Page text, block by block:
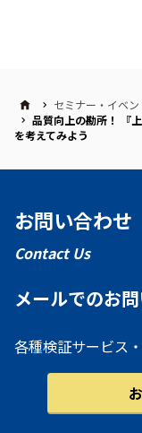
セミナー・イベン
品質向上の勘所！ 『
を考えてみよう
お問い合わせ
Contact Us
メールでのお
各種検証サービス